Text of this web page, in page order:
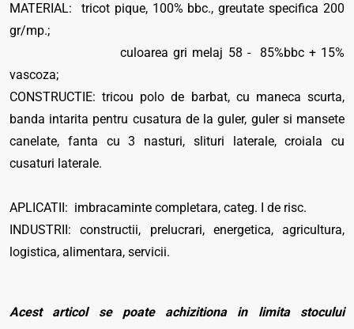
MATERIAL: tricot pique, 100% bbc., greutate specifica 200
gr/mp.;
culoarea gri melaj 58 - 85%bbc + 15%
vascoza;
CONSTRUCTIE: tricou polo de barbat, cu maneca scurta,
banda intarita pentru cusatura de la guler, guler si mansete
canelate, fanta cu 3 nasturi, slituri laterale, croiala cu
cusaturi laterale.
APLICATII: imbracaminte completara, categ. I de risc.
INDUSTRII: constructii, prelucrari, energetica, agricultura,
logistica, alimentara, servicii.
Acest articol se poate achizitiona in limita stocului